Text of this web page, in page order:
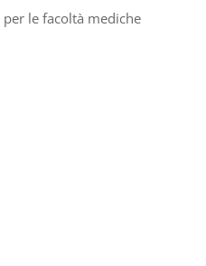
le facoltà mediche